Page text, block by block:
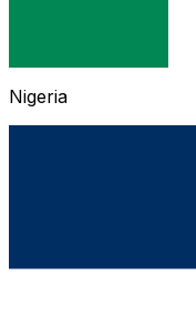
Nigeria